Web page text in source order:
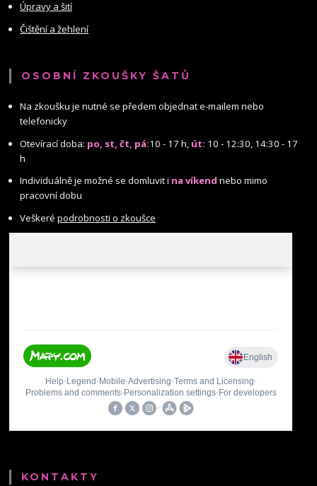
Úpravy a šití
Čištění a žehlení
OSOBNÍ ZKOUŠKY ŠATŮ
Na zkoušku je nutné se předem objednat e-mailem nebo
telefonicky
Otevírací doba: po, st, čt, pá:10 - 17 h, út: 10 - 12:30, 14:30 - 17
h
Individuálně je možné se domluvit i na víkend nebo mimo
pracovní dobu
Veškerépodrobnosti o zkoušce
KONTAKTY